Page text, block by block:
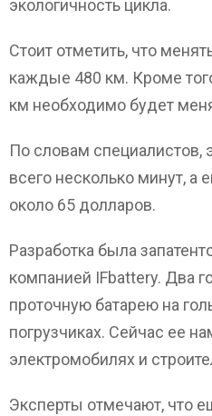
экологичность цикла.
Стоит отметить, что
каждые 480 км. Кроме
км необходимо будет
По словам специалистов,
всего несколько минут, а
около 65 долларов.
Разработка была
компанией IFbattery. Два
проточную батарею на
погрузчиках. Сейчас ее
электромобилях и
Эксперты отмечают, что